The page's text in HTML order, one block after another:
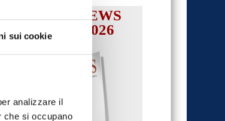
sui cookie
analizzare il
che si occupano
ASSINEWS
AGOSTO 2026